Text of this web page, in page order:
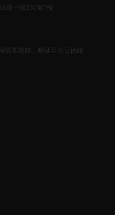
路一段236號7樓
照常開館，順延至次日休館